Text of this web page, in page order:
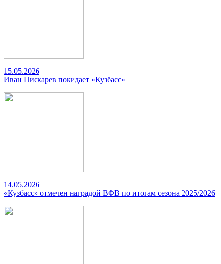
15.05.2026
Иван Пискарев покидает «Кузбасс»
14.05.2026
«Кузбасс» отмечен наградой ВФВ по итогам сезона 2025/2026